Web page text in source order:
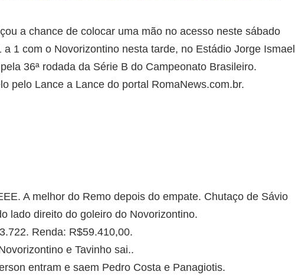
a chance de colocar uma mão no acesso neste sábado
a 1 com o Novorizontino nesta tarde, no Estádio Jorge Ismael
36ª rodada da Série B do Campeonato Brasileiro.
pelo Lance a Lance do portal RomaNews.com.br.
A melhor do Remo depois do empate. Chutaço de Sávio
lado direito do goleiro do Novorizontino.
Renda: R$59.410,00.
e Tavinho sai..
entram e saem Pedro Costa e Panagiotis.